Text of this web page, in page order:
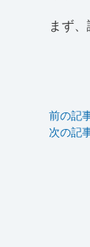
まず
前の記
次の記